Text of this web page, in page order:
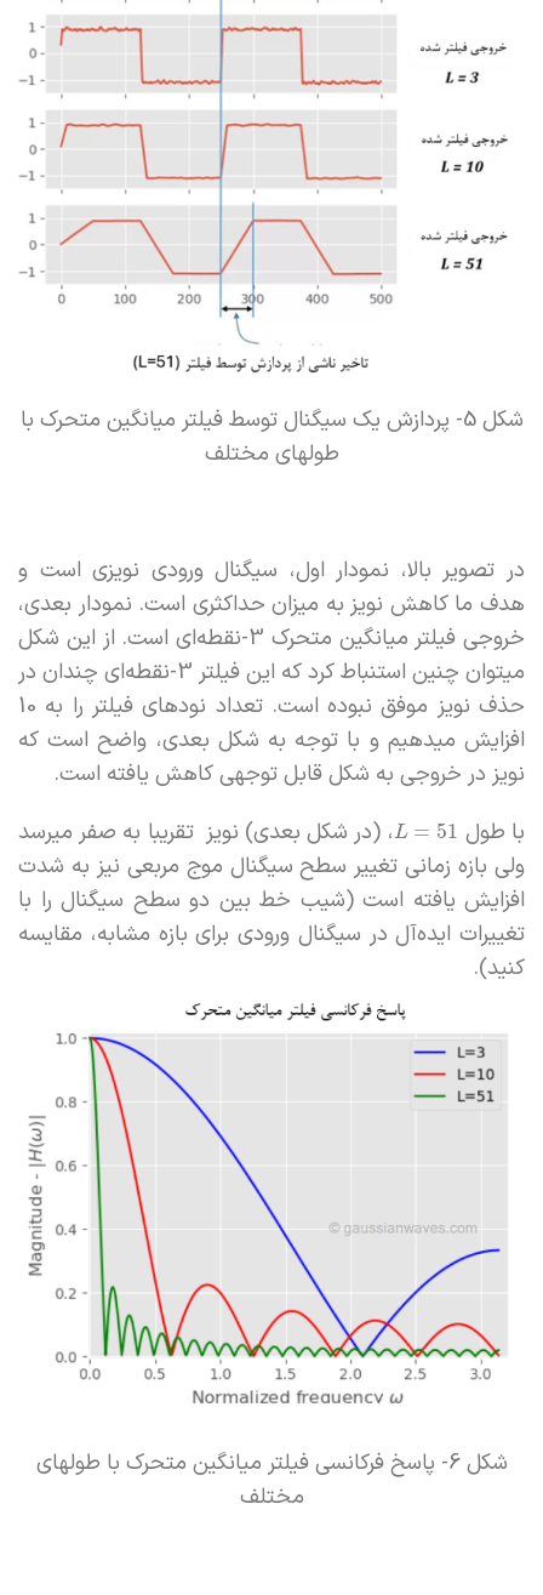
شکل 5- پردازش یک سیگنال توسط فیلتر میانگین متحرک با
طولهای مختلف
در تصویر بالا، نمودار اول، سیگنال ورودی نویزی است و
هدف ما کاهش نویز به میزان حداکثری است. نمودار بعدی،
خروجی فیلتر میانگین متحرک 3-نقطه‌ای است. از این شکل
میتوان چنین استنباط کرد که این فیلتر 3-نقطه‌ای چندان در
حذف نویز موفق نبوده است. تعداد نودهای فیلتر را به 10
افزایش میدهیم و با توجه به شکل بعدی، واضح است که
نویز در خروجی به شکل قابل توجهی کاهش یافته است.
با طول
L = 51
، (در شکل بعدی) نویز تقریبا به صفر میرسد
ولی بازه زمانی تغییر سطح سیگنال موج مربعی نیز به شدت
افزایش یافته است (شیب خط بین دو سطح سیگنال را با
تغییرات ایده‌آل در سیگنال ورودی برای بازه مشابه، مقایسه
کنید).
شکل 6- پاسخ فرکانسی فیلتر میانگین متحرک با طولهای
مختلف